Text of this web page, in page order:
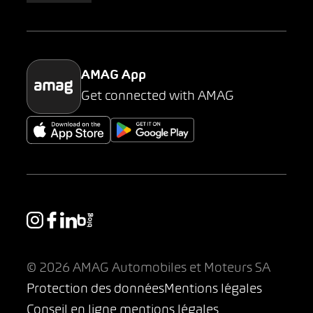
Parking
AMAG App
Get connected with AMAG
© 2026 AMAG Automobiles et Moteurs SA
Protection des donnéesMentions légales